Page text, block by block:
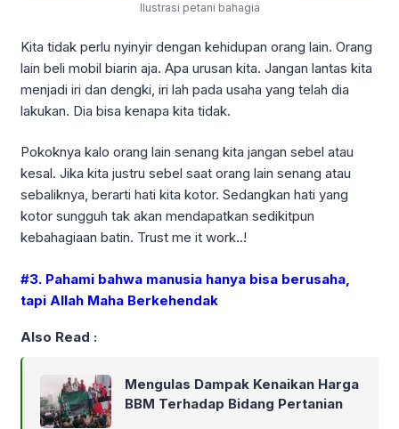
Ilustrasi petani bahagia
Kita tidak perlu nyinyir dengan kehidupan orang lain. Orang
lain beli mobil biarin aja. Apa urusan kita. Jangan lantas kita
menjadi iri dan dengki, iri lah pada usaha yang telah dia
lakukan. Dia bisa kenapa kita tidak.
Pokoknya kalo orang lain senang kita jangan sebel atau
kesal. Jika kita justru sebel saat orang lain senang atau
sebaliknya, berarti hati kita kotor. Sedangkan hati yang
kotor sungguh tak akan mendapatkan sedikitpun
kebahagiaan batin. Trust me it work..!
#3. Pahami bahwa manusia hanya bisa berusaha,
tapi Allah Maha Berkehendak
Also Read :
Mengulas Dampak Kenaikan Harga
BBM Terhadap Bidang Pertanian